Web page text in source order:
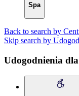
Spa
Back to search by
Skip search by
Udogodnienia